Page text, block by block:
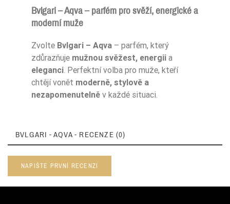
Bvlgari – Aqva – parfém pro svěží, energické a
moderní muže
Zvolte Bvlgari – Aqva – parfém, který
zdůrazňuje mužnou svěžest, energii a
eleganci. Perfektní volba pro muže, kteří
chtějí vonět moderně, stylově a
nezapomenutelně v každé situaci.
BVLGARI - AQVA - RECENZE (0)
NAPIŠTE PRVNÍ RECENZI